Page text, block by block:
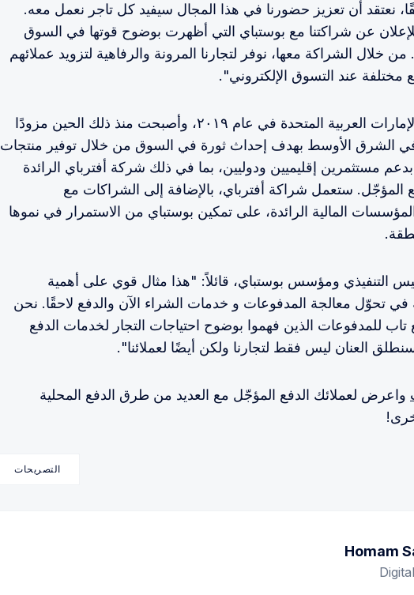
نعتقد أن تعزيز حضورنا في هذا المجال سيفيد كل تاجر نعمل معه.
عن شراكتنا مع بوستباي التي أظهرت بوضوح قوتها في السوق
خلال الشراكة معها، نوفر لتجارنا المرونة والرفاهية لتزويد عملائهم
مختلفة عند التسوق الإلكتروني".
تأسست بوستباي في الإمارات العربية المتحدة في عام ٢٠١٩، وأصبحت منذ ذلك الحين مزودًا
في الشرق الأوسط بهدف إحداث ثورة في السوق من خلال توفير منتجات
مستثمرين إقليميين ودوليين، بما في ذلك شركة أفترباي الرائدة
المؤجّل. ستعمل شراكة أفترباي، بالإضافة إلى الشراكات مع
المالية الرائدة، على تمكين بوستباي من الاستمرار في نموها
التنفيذي ومؤسس بوستباي، قائلاً: "هذا مثال قوي على أهمية
في تحوّل معالجة المدفوعات و خدمات الشراء الآن والدفع لاحقًا. نحن
للمدفوعات الذين فهموا بوضوح احتياجات التجار لخدمات الدفع
العنان ليس فقط لتجارنا ولكن أيضًا لعملائنا".
واعرض لعملائك الدفع المؤجّل مع العديد من طرق الدفع المحلية
التصريحات
Homam